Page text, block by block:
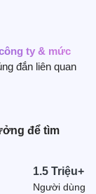
ty & mức
đắn liên quan
để tìm
1.5 Triệu+
Người dùng